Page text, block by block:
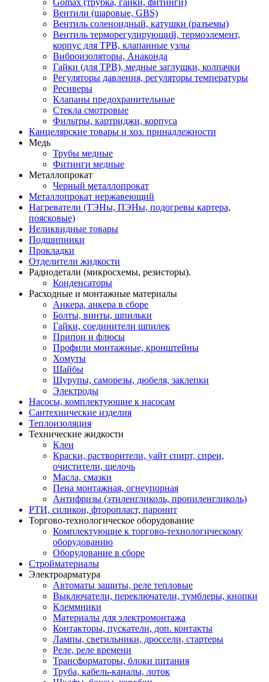
Gomax (трубка, гайки, фитинги)
Вентили (шаровые, GBS)
Вентиль соленоидный, катушки (разъемы)
Вентиль терморегулирующий, термоэлемент,
корпус для ТРВ, клапанные узлы
Виброизоляторы, Анаконда
Гайки (для ТРВ), медные заглушки, колпачки
Регуляторы давления, регуляторы температуры
Ресиверы
Клапаны предохранительные
Стекла смотровые
Фильтры, картриджи, корпуса
Канцелярские товары и хоз. принадлежности
Медь
Трубы медные
Фитинги медные
Металлопрокат
Черный металлопрокат
Металлопрокат нержавеющий
Нагреватели (ТЭНы, ПЭНы, подогревы картера,
поясковые)
Неликвидные товары
Подшипники
Прокладки
Отделители жидкости
Радиодетали (микросхемы, резисторы).
Конденсаторы
Расходные и монтажные материалы
Анкера, анкера в сборе
Болты, винты, шпильки
Гайки, соединители шпилек
Припои и флюсы
Профили монтажные, кронштейны
Хомуты
Шайбы
Шурупы, саморезы, дюбеля, заклепки
Электроды
Насосы, комплектующие к насосам
Сантехнические изделия
Теплоизоляция
Технические жидкости
Клеи
Краски, растворители, уайт спирт, спреи,
очистители, щелочь
Масла, смазки
Пена монтажная, огнеупорная
Антифризы (этиленгликоль, пропиленгликоль)
РТИ, силикон, фторопласт, паронит
Торгово-технологическое оборудование
Комплектующие к торгово-технологическому
оборудованию
Оборудование в сборе
Стройматериалы
Электроарматура
Автоматы защиты, реле тепловые
Выключатели, переключатели, тумблеры, кнопки
Клеммники
Материалы для электромонтажа
Контакторы, пускатели, доп. контакты
Лампы, светильники, дроссели, стартеры
Реле, реле времени
Трансформаторы, блоки питания
Труба, кабель-каналы, лоток